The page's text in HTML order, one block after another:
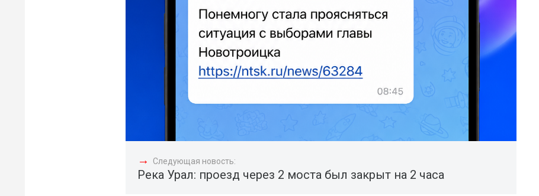
→ Следующая новость:
Река Урал: проезд через 2 моста был закрыт на 2 часа